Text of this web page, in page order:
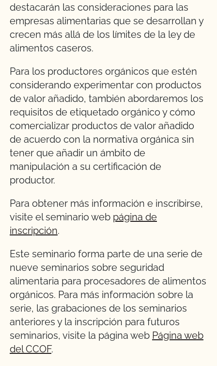
destacarán las consideraciones para las
empresas alimentarias que se desarrollan y
crecen más allá de los límites de la ley de
alimentos caseros.
Para los productores orgánicos que estén
considerando experimentar con productos
de valor añadido, también abordaremos los
requisitos de etiquetado orgánico y cómo
comercializar productos de valor añadido
de acuerdo con la normativa orgánica sin
tener que añadir un ámbito de
manipulación a su certificación de
productor.
Para obtener más información e inscribirse,
visite el seminario web página de
inscripción.
Este seminario forma parte de una serie de
nueve seminarios sobre seguridad
alimentaria para procesadores de alimentos
orgánicos. Para más información sobre la
serie, las grabaciones de los seminarios
anteriores y la inscripción para futuros
seminarios, visite la página web Página web
del CCOF.